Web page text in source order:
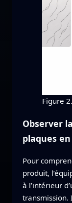
Figure 2.
Observer
plaques
Pour
produit,
à l’intérieur
transmission.